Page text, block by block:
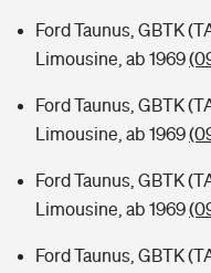
Kinderunfall-Check:
Typklassen: So ist Ihr
Sie haben Fragen?
Ford Taunus, GBTK
Limousine, ab 1969
Ford Taunus, GBTK
Limousine, ab 1969
Ford Taunus, GBTK
Limousine, ab 1969
Ford Taunus, GBTK